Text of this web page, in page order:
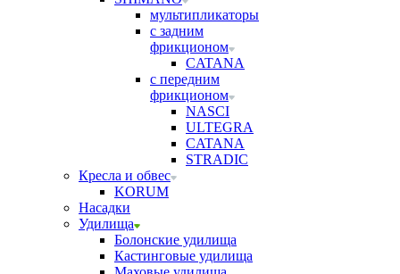
мультипликаторы
с задним
фрикционом
CATANA
с передним
фрикционом
NASCI
ULTEGRA
CATANA
STRADIC
Кресла и обвес
KORUM
Насадки
Удилища
Болонские удилища
Кастинговые удилища